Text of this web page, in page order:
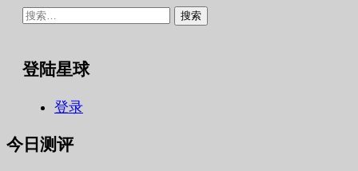
搜
登陆星球
登录
今日测评